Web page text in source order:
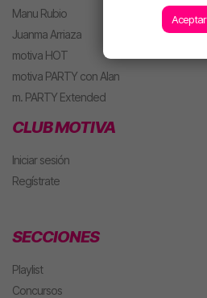
Manu Rubio
Juanma Arriaza
motiva HOT
motiva PARTY con Alan
m. PARTY Extended
CLUB MOTIVA
Iniciar sesión
Regístrate
SECCIONES
Playlist
Concursos
Aceptar